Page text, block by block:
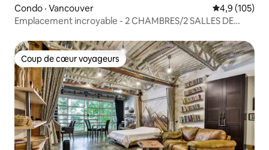
Condo · Vancouver Note
4,9 (105)
Emplacement incroyable - 2 CHAMBRES/2 SALLES DE
Coup de cœur voyageurs
Coup de cœur voyageurs